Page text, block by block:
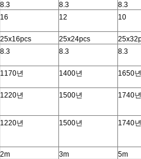
8.3 8.3
8.3
16 12 10
25x16pcs 25x24pcs
8.3 8.3 8.3
1170년 1400년 1650년
1220년 1500년 1740년
1220년 1500년 1740년
2m 3m
5m